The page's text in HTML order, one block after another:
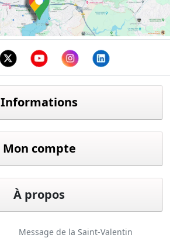
Informations
Mon compte
À propos
Message de la Saint-Valentin